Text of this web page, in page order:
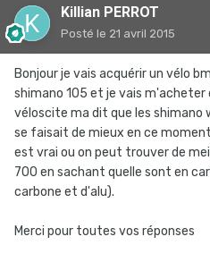
Killian PERROT
Posté le 21 avril 2015
Bonjour je vais acquérir un vélo
shimano 105 et je vais m'acheter
véloscite ma dit que les shimano
se faisait de mieux en ce
est vrai ou on peut trouver de
700 en sachant quelle sont en
carbone et d'alu).
Merci pour toutes vos réponses